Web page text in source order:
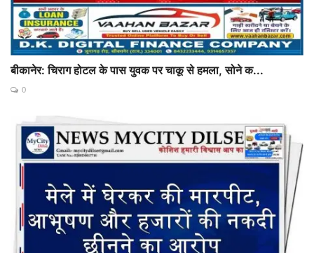
बीकानेर: चिराग होटल के पास युवक पर चाकू से हमला, सोने क...
0